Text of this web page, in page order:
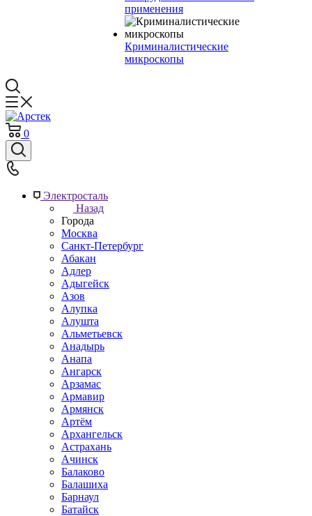
применения
Криминалистические
микроскопы
0
Электросталь
Назад
Города
Москва
Санкт-Петербург
Абакан
Адлер
Адыгейск
Азов
Алупка
Алушта
Альметьевск
Анадырь
Анапа
Ангарск
Арзамас
Армавир
Армянск
Артём
Архангельск
Астрахань
Ачинск
Балаково
Балашиха
Барнаул
Батайск